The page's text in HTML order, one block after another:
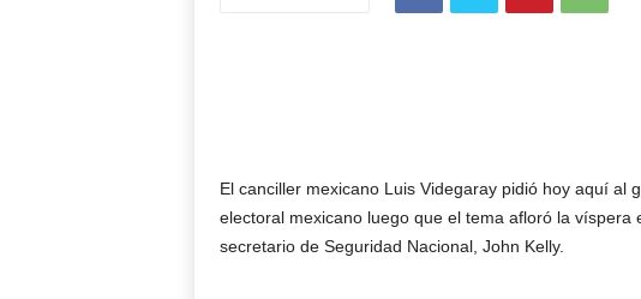
El canciller mexicano Luis Videgaray pidió hoy aquí al
electoral mexicano luego que el tema afloró la víspera
secretario de Seguridad Nacional, John Kelly.